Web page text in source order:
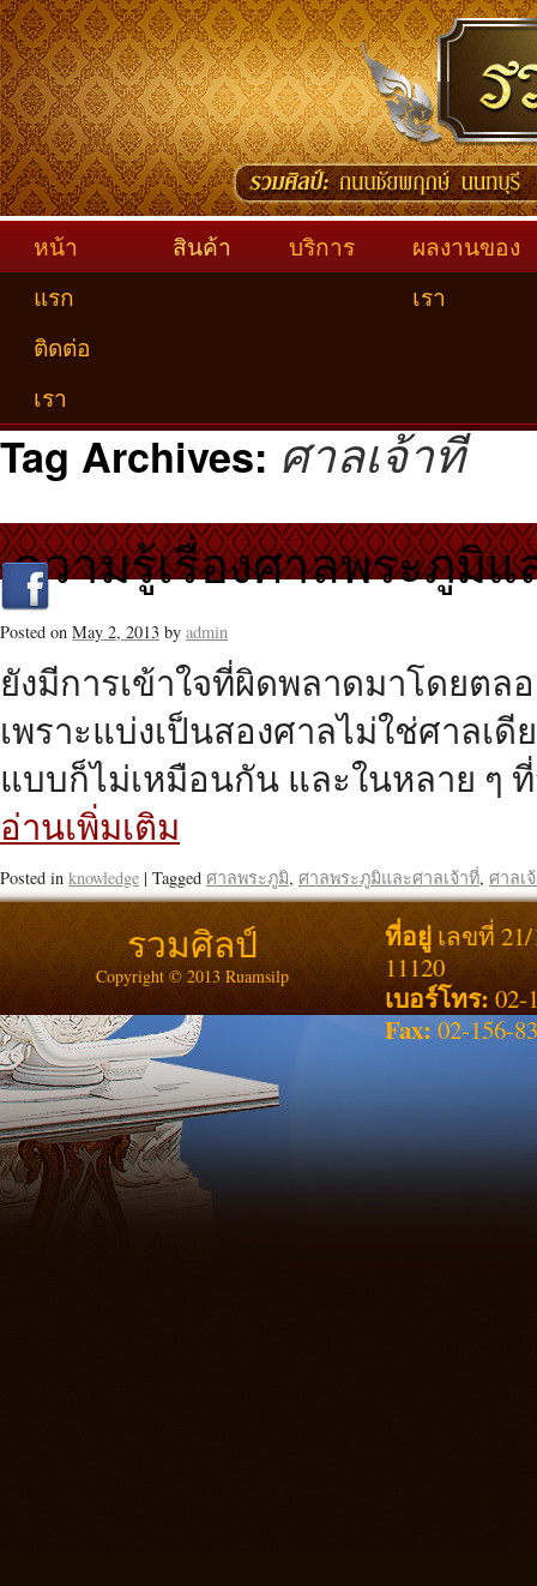
หน้า
แรก
สินค้า บริการ
ผลงานของ
เรา
ติดต่อ
เรา
Tag Archives: ศาลเจ้าที่
ความรู้เรื่องศาลพระภูมิแ
Posted on May 2, 2013 by admin
ยังมีการเข้าใจที่ผิดพลาดมาโดยตล
เพราะแบ่งเป็นสองศาลไม่ใช่ศาลเ
แบบก็ไม่เหมือนกัน และในหลาย ๆ
อ่านเพิ่มเติม
Posted in knowledge | Tagged ศาลพระภูมิ, ศาลพระภูมิและศาลเจ้าที่, ศาลเ
รวมศิลป์
Copyright © 2013 Ruamsilp
ที่อยู่ เลขที่
11120
เบอร์โทร: 02-
Fax: 02-156-